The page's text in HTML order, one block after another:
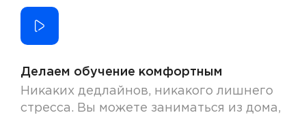
Делаем обучение комфортным
Никаких дедлайнов, никакого лишнего
стресса. Вы можете заниматься из дома,